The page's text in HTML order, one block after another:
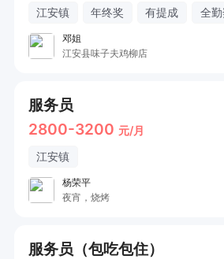
江安镇 年终奖 有提成 全
邓姐
江安县味子夫鸡柳店
服务员
2800-3200 元/月
江安镇
杨荣平
夜宵，烧烤
服务员（包吃包住）